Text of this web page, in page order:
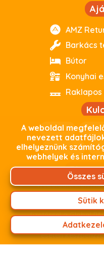
AMZ
Barkács
Bútor
Konyhai
webout
debrecen
Weboldalunkon
személyes adatait,
zajlik. Termékeink
fizetéssel a Global
fizetési felületünkön
esetén
A weboldal
nevezett
elhelyeznünk
webhelyek és
Összes
Sütik